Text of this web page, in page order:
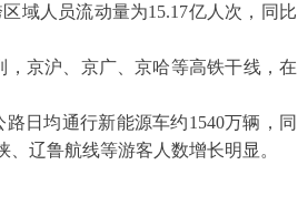
域人员流动量为15.17亿人次，同比
，京沪、京广、京哈等高铁干线，在
日均通行新能源车约1540万辆，同
辽鲁航线等游客人数增长明显。